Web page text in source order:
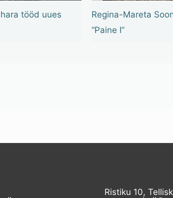
tööd uues
Regina-Mareta
“Paine I”
Ristiku 10,